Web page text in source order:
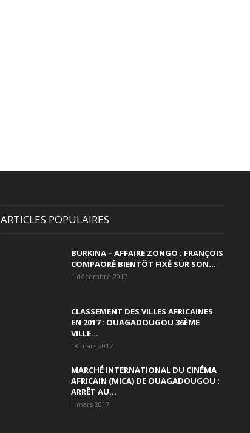
ARTICLES POPULAIRES
BURKINA – AFFAIRE ZONGO : FRANÇOIS
COMPAORÉ BIENTÔT FIXÉ SUR SON...
1 décembre 2017
CLASSEMENT DES VILLES AFRICAINES
EN 2017 : OUAGADOUGOU 36ÈME
VILLE...
18 mars 2017
MARCHÉ INTERNATIONAL DU CINÉMA
AFRICAIN (MICA) DE OUAGADOUGOU :
ARRÊT AU...
1 mars 2017